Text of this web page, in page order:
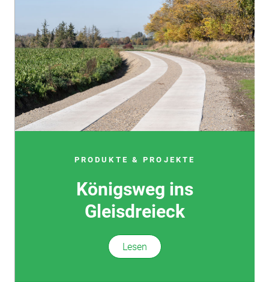
PRODUKTE & PROJEKTE
Königsweg ins
Gleisdreieck
Lesen